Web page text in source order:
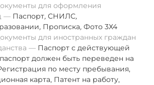
для оформления
Паспорт, СНИЛС,
, Прописка, Фото 3Х4
для иностранных граждан
Паспорт с действующей
должен быть переведен на
по месту пребывания,
карта, Патент на работу,